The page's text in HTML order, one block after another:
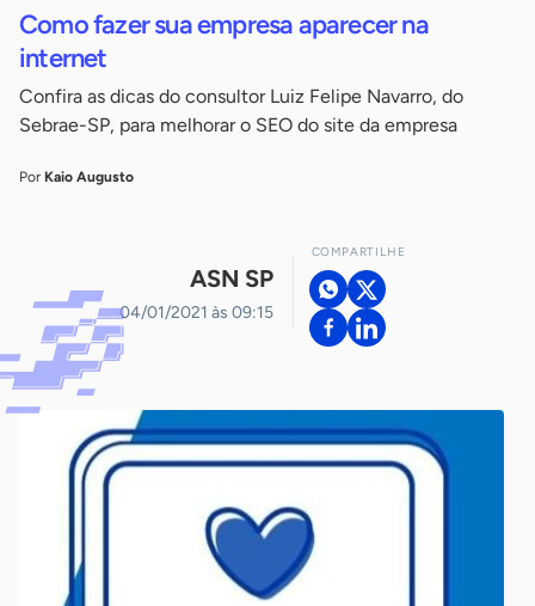
Notícias
Como fazer sua empresa aparecer na
internet
Confira as dicas do consultor Luiz Felipe Navarro, do
Sebrae-SP, para melhorar o SEO do site da empresa
Por Kaio Augusto
ASN SP
04/01/2021 às 09:15
COMPARTILHE